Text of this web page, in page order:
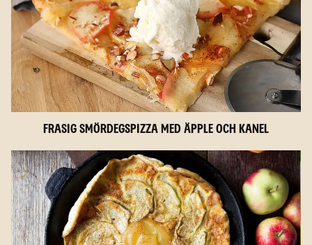
Frasig smördegspizza med äpple och kanel